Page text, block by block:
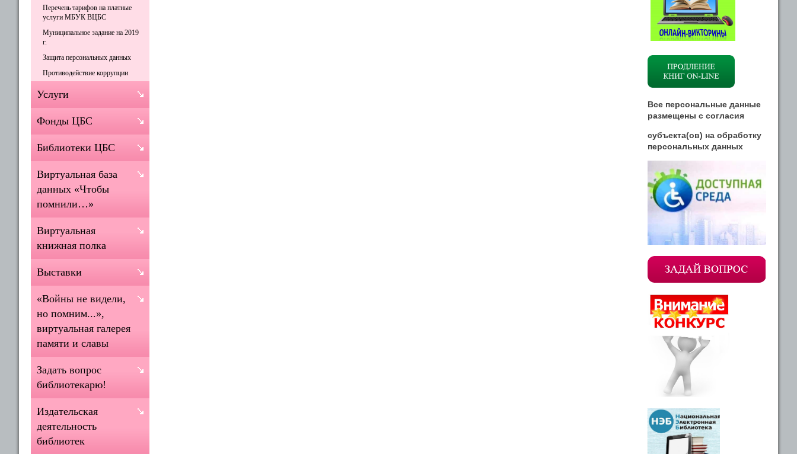
Перечень тарифов на платные
услуги МБУК ВЦБС
Муниципальное задание на 2019
г.
Защита персональных данных
Противодействие коррупции
Услуги
Фонды ЦБС
Библиотеки ЦБС
Виртуальная база
данных «Чтобы
помнили…»
Виртуальная
книжная полка
Выставки
«Войны не видели,
но помним...»,
виртуальная галерея
памяти и славы
Задать вопрос
библиотекарю!
Издательская
деятельность
библиотек
Все персональные данные
размещены с согласия
субъекта(ов) на обработку
персональных данных